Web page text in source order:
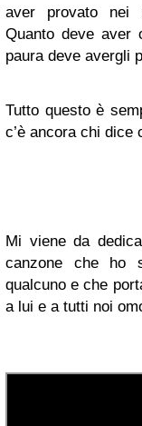
aver provato nei
Quanto deve aver
paura deve avergli
Tutto questo è
c’è ancora chi dice
Mi viene da
canzone che ho
qualcuno e che
a lui e a tutti noi